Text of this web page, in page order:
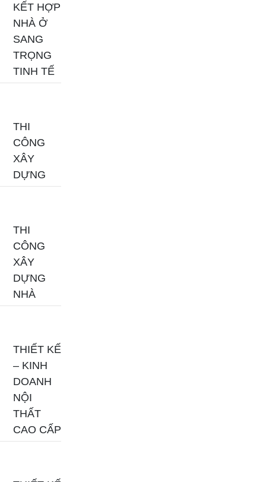
KẾT HỢP
NHÀ Ở
SANG
TRỌNG
TINH TẾ
THI
CÔNG
XÂY
DỰNG
THI
CÔNG
XÂY
DỰNG
NHÀ
THIẾT KẾ
– KINH
DOANH
NỘI
THẤT
CAO CẤP